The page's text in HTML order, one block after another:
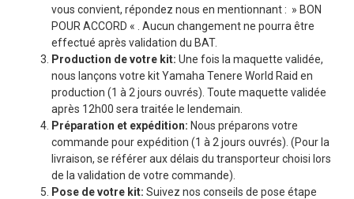
vous convient, répondez nous en mentionnant : » BON
POUR ACCORD « . Aucun changement ne pourra être
effectué après validation du BAT.
Production de votre kit: Une fois la maquette validée,
nous lançons votre kit Yamaha Tenere World Raid en
production (1 à 2 jours ouvrés). Toute maquette validée
après 12h00 sera traitée le lendemain.
Préparation et expédition: Nous préparons votre
commande pour expédition (1 à 2 jours ouvrés). (Pour la
livraison, se référer aux délais du transporteur choisi lors
de la validation de votre commande).
Pose de votre kit: Suivez nos conseils de pose étape